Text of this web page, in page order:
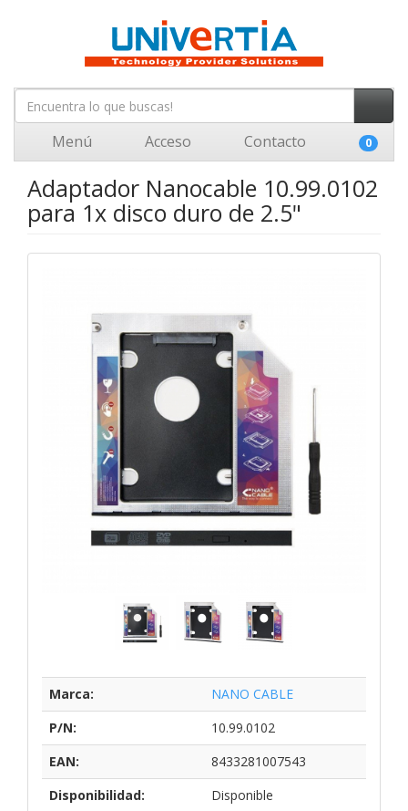
Menú Acceso Contacto 0
Adaptador Nanocable 10.99.0102
para 1x disco duro de 2.5"
Marca:
NANO CABLE
P/N:
10.99.0102
EAN:
8433281007543
Disponibilidad:
Disponible